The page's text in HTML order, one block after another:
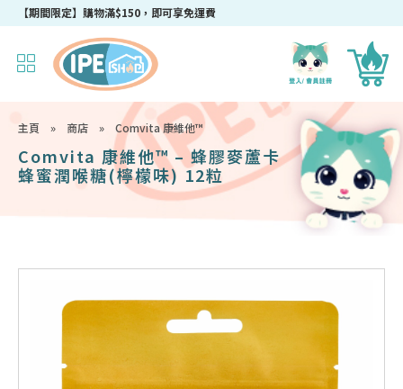
【期間限定】購物滿$150，即可享免運費
主頁 » 商店 » Comvita 康維他™
Comvita 康維他™ – 蜂膠麥蘆卡
蜂蜜潤喉糖(檸檬味) 12粒